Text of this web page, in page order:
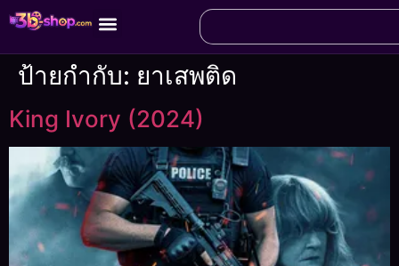
ป้ายกำกับ: ยาเสพติด
King Ivory (2024)